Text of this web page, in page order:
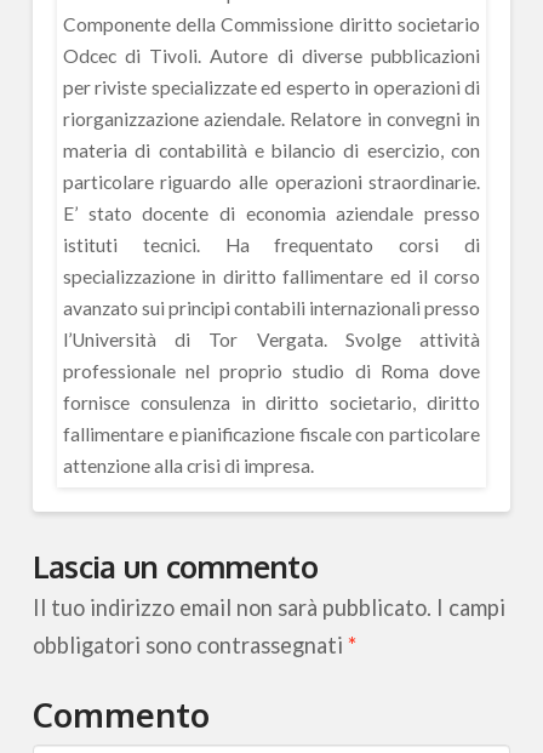
Componente della Commissione diritto societario
Odcec di Tivoli. Autore di diverse pubblicazioni
per riviste specializzate ed esperto in operazioni di
riorganizzazione aziendale. Relatore in convegni in
materia di contabilità e bilancio di esercizio, con
particolare riguardo alle operazioni straordinarie.
E’ stato docente di economia aziendale presso
istituti tecnici. Ha frequentato corsi di
specializzazione in diritto fallimentare ed il corso
avanzato sui principi contabili internazionali presso
l’Università di Tor Vergata. Svolge attività
professionale nel proprio studio di Roma dove
fornisce consulenza in diritto societario, diritto
fallimentare e pianificazione fiscale con particolare
attenzione alla crisi di impresa.
Lascia un commento
Il tuo indirizzo email non sarà pubblicato. I campi
obbligatori sono contrassegnati *
Commento